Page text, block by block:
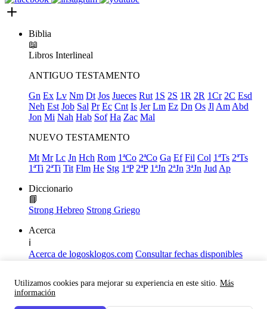
Utilizamos cookies para mejorar su experiencia en este sitio. Más
información
Biblia
📖
Libros Interlineal
ANTIGUO TESTAMENTO
Gn Ex Lv Nm Dt Jos Jueces Rut 1S 2S 1R 2R 1Cr 2C Esd
Neh Est Job Sal Pr Ec Cnt Is Jer Lm Ez Dn Os Jl Am Abd
Jon Mi Nah Hab Sof Ha Zac Mal
NUEVO TESTAMENTO
Mt Mr Lc Jn Hch Rom 1ªCo 2ªCo Ga Ef Fil Col 1ªTs 2ªTs
1ªTi 2ªTi Tit Flm He Stg 1ªP 2ªP 1ªJn 2ªJn 3ªJn Jud Ap
Diccionario
📘
Strong Hebreo Strong Griego
Acerca
ℹ️
Acerca de logosklogos.com Consultar fechas disponibles
Links útiles